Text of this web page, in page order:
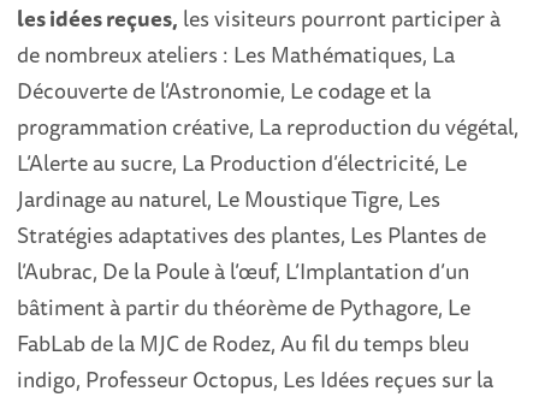
les idées reçues, les visiteurs pourront participer à
de nombreux ateliers : Les Mathématiques, La
Découverte de l’Astronomie, Le codage et la
programmation créative, La reproduction du végétal,
L’Alerte au sucre, La Production d’électricité, Le
Jardinage au naturel, Le Moustique Tigre, Les
Stratégies adaptatives des plantes, Les Plantes de
l’Aubrac, De la Poule à l’œuf, L’Implantation d’un
bâtiment à partir du théorème de Pythagore, Le
FabLab de la MJC de Rodez, Au fil du temps bleu
indigo, Professeur Octopus, Les Idées reçues sur la